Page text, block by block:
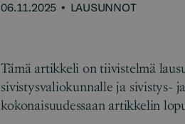
06.11.2025 • LAUSUNNOT
Tämä artikkeli on tiivistelmä
sivistysvaliokunnalle ja sivistys-
kokonaisuudessaan artikkelin